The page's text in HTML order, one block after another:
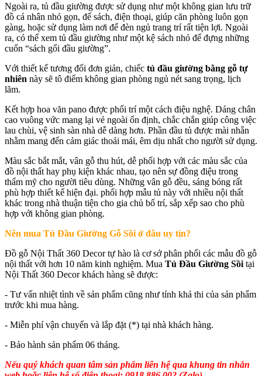
Ngoài ra, tủ đầu giường được sử dụng như một không gian lưu trữ
đồ cá nhân nhỏ gọn, để sách, điện thoại, giúp căn phòng luôn gọn
gàng, hoặc sử dụng làm nơi để đèn ngủ trang trí rất tiện lợi. Ngoài
ra, có thể xem tủ đầu giường như một kệ sách nhỏ để đựng những
cuốn “sách gối đầu giường”.
Với thiết kế tương đối đơn giản, chiếc tủ đầu giường bằng gỗ tự
nhiên này sẽ tô điểm không gian phòng ngủ nét sang trọng, lịch
lãm.
Kết hợp hoa văn pano được phối trí một cách điệu nghệ. Dáng chân
cao vuông vức mang lại vẻ ngoài ổn định, chắc chắn giúp công việc
lau chùi, vệ sinh sàn nhà dễ dàng hơn. Phần đầu tủ được mài nhẵn
nhằm mang đến cảm giác thoải mái, êm dịu nhất cho người sử dụng.
Màu sắc bắt mắt, vân gỗ thu hút, dễ phối hợp với các màu sắc của
đồ nội thất hay phụ kiện khác nhau, tạo nên sự đồng điệu trong
thẩm mỹ cho người tiêu dùng. Những vân gỗ đều, sáng bóng rất
phù hợp thiết kế hiện đại. phối hợp mẫu tủ này với nhiều nội thất
khác trong nhà thuận tiện cho gia chủ bố trí, sắp xếp sao cho phù
hợp với không gian phòng.
Nên mua Tủ Đầu Giường Gỗ Sồi ở đâu uy tín?
Đồ gỗ Nội Thất 360 Decor tự hào là cơ sở phân phối các mẫu đồ gỗ
nội thất với hơn 10 năm kinh nghiệm. Mua Tủ Đầu Giường Sồi tại
Nội Thất 360 Decor khách hàng sẽ được:
- Tư vấn nhiệt tình về sản phẩm cũng như tính khả thi của sản phẩm
trước khi mua hàng.
- Miễn phí vận chuyển và lắp đặt (*) tại nhà khách hàng.
- Bảo hành sản phẩm 06 tháng.
Nếu quý khách quan tâm sản phẩm liên hệ qua khung tin nhắn